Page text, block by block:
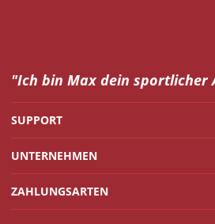
"Ich bin Max dein sportlicher
SUPPORT
UNTERNEHMEN
ZAHLUNGSARTEN